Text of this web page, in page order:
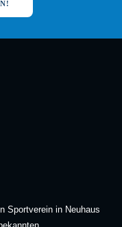
Sportverein in Neuhaus